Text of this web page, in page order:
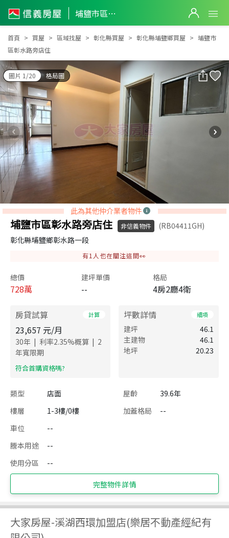
埔鹽市區彰水路旁店住
埔鹽市區彰水路旁店住
首頁 買屋 區域找屋 彰化縣買屋 彰化縣埔鹽鄉買屋
埔鹽市
區彰水路旁店住
圖片 1/20 格局圖
此為其他仲介業者物件
埔鹽市區彰水路旁店住 非信義物件
(RB04411GH)
彰化縣埔鹽鄉彰水路一段
有1 人也在關注這間👀
總價
728萬
建坪單價
--
格局
4房2廳4衛
房貸試算 計算
23,657 元/月
30年 | 利率2.35%概算 | 2
年寬限期
​符合首購資格嗎?
坪數詳情 細項
建坪
46.1
主建物
46.1
地坪
20.23
類型 店面 屋齡
39.6年
樓層
1-3樓/0樓 加蓋格局
--
車位
--
謄本用途
--
使用分區
--
完整物件詳情
大家房屋-溪湖西環加盟店(樂居不動產經紀有